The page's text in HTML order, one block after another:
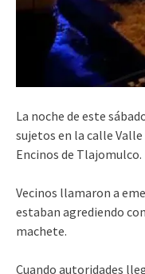
La noche de este
sujetos en la calle
Encinos de Tlajomulco.
Vecinos llamaron a
estaban agrediendo
machete.
Cuando autoridades